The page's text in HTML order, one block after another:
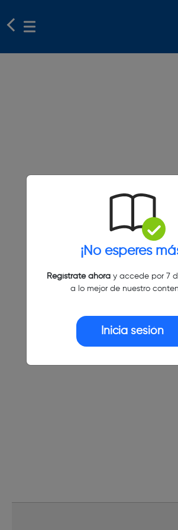
¡No esperes
Regístrate ahoray accede por 7
a lo mejor de nuestro
Inicia sesión